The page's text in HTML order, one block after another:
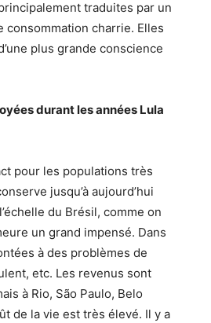
traduites par un
consommation charrie. Elles
plus grande conscience
durant les années Lula
pour les populations très
jusqu’à aujourd’hui
du Brésil, comme on
un grand impensé. Dans
à des problèmes de
etc. Les revenus sont
à Rio, São Paulo, Belo
de la vie est très élevé. Il y a